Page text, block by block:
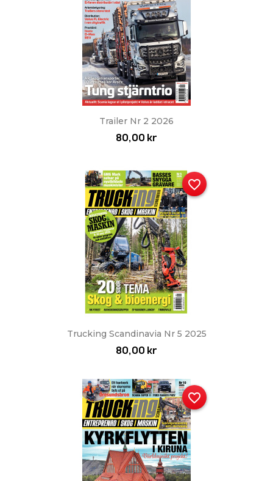
Trailer Nr 2 2026
80,00 kr
Trucking Scandinavia Nr 5 2025
80,00 kr
favorite_border
favorite_border